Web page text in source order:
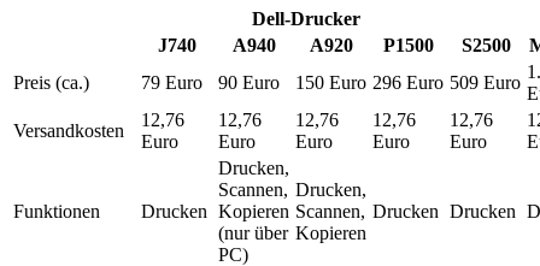
Dell-Drucker
J740
A940 A920 P1500 S2500
Preis (ca.)
79 Euro 90 Euro 150 Euro 296 Euro 509 Euro
Versandkosten
12,76
Euro
12,76
Euro
12,76
Euro
12,76
Euro
12,76
Euro
Funktionen Drucken
Drucken,
Scannen,
Kopieren
(nur über
PC)
Drucken,
Scannen,
Kopieren
Drucken Drucken